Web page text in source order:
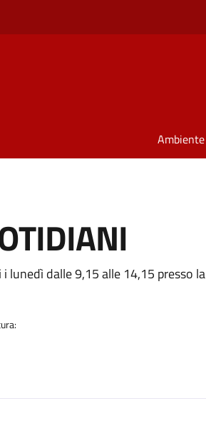
Ambiente
lunedì dalle 9,15 alle 14,15 presso la